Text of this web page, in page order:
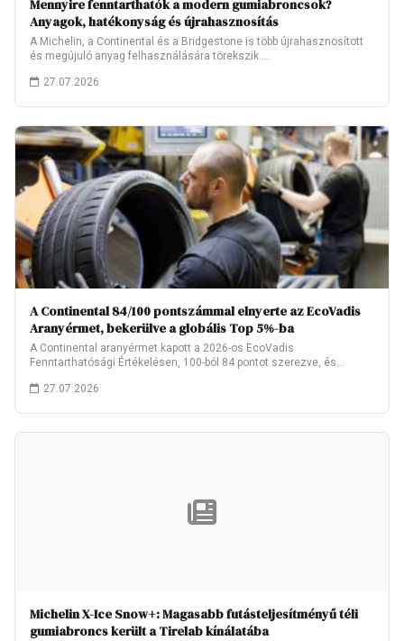
Mennyire fenntarthatók a modern gumiabroncsok?
Anyagok, hatékonyság és újrahasznosítás
A Michelin, a Continental és a Bridgestone is több újrahasznosított
és megújuló anyag felhasználására törekszik.…
27.07.2026
A Continental 84/100 pontszámmal elnyerte az EcoVadis
Aranyérmet, bekerülve a globális Top 5%-ba
A Continental aranyérmet kapott a 2026-os EcoVadis
Fenntarthatósági Értékelésen, 100-ból 84 pontot szerezve, és
27.07.2026
Michelin X-Ice Snow+: Magasabb futásteljesítményű téli
gumiabroncs került a Tirelab kínálatába